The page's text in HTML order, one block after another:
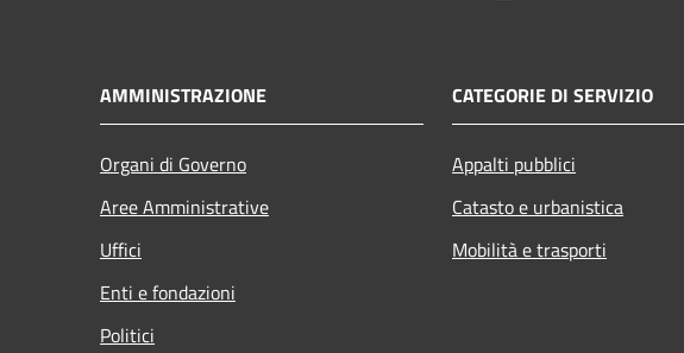
AMMINISTRAZIONE
Organi di Governo
Aree Amministrative
Uffici
Enti e fondazioni
Politici
CATEGORIE DI SERVIZIO
Appalti pubblici
Catasto e urbanistica
Mobilità e trasporti